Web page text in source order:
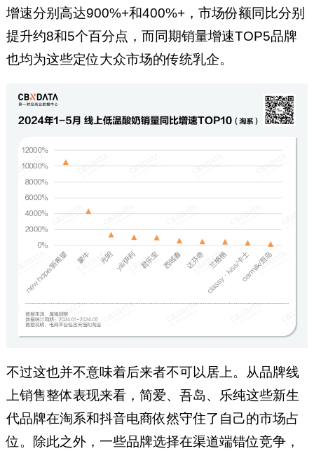
增速分别高达900%+和400%+，市场份额同比分别
提升约8和5个百分点，而同期销量增速TOP5品牌
也均为这些定位大众市场的传统乳企。
不过这也并不意味着后来者不可以居上。从品牌线
上销售整体表现来看，简爱、吾岛、乐纯这些新生
代品牌在淘系和抖音电商依然守住了自己的市场占
位。除此之外，一些品牌选择在渠道端错位竞争，